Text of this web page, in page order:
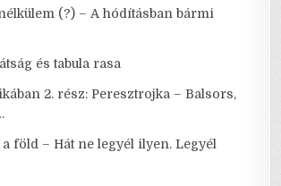
(?) – A hódításban bármi
és tabula rasa
2. rész: Peresztrojka – Balsors,
föld – Hát ne legyél ilyen. Legyél